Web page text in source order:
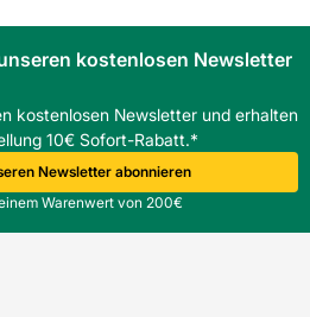
kostenlosen Newsletter
kostenlosen Newsletter und erhalten
10€ Sofort-Rabatt.*
Newsletter abonnieren
Warenwert von 200€